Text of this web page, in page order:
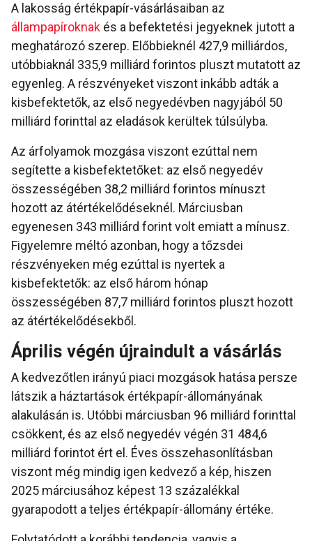
A lakosság értékpapír-vásárlásaiban az
állampapíroknak és a befektetési jegyeknek jutott a
meghatározó szerep. Előbbieknél 427,9 milliárdos,
utóbbiaknál 335,9 milliárd forintos pluszt mutatott az
egyenleg. A részvényeket viszont inkább adták a
kisbefektetők, az első negyedévben nagyjából 50
milliárd forinttal az eladások kerültek túlsúlyba.
Az árfolyamok mozgása viszont ezúttal nem
segítette a kisbefektetőket: az első negyedév
összességében 38,2 milliárd forintos mínuszt
hozott az átértékelődéseknél. Márciusban
egyenesen 343 milliárd forint volt emiatt a mínusz.
Figyelemre méltó azonban, hogy a tőzsdei
részvényeken még ezúttal is nyertek a
kisbefektetők: az első három hónap
összességében 87,7 milliárd forintos pluszt hozott
az átértékelődésekből.
Április végén újraindult a vásárlás
A kedvezőtlen irányú piaci mozgások hatása persze
látszik a háztartások értékpapír-állományának
alakulásán is. Utóbbi márciusban 96 milliárd forinttal
csökkent, és az első negyedév végén 31 484,6
milliárd forintot ért el. Éves összehasonlításban
viszont még mindig igen kedvező a kép, hiszen
2025 márciusához képest 13 százalékkal
gyarapodott a teljes értékpapír-állomány értéke.